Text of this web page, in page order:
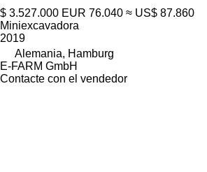
$ 3.527.000 EUR 76.040 ≈ US$ 87.860
Miniexcavadora
2019
Alemania, Hamburg
E-FARM GmbH
Contacte con el vendedor